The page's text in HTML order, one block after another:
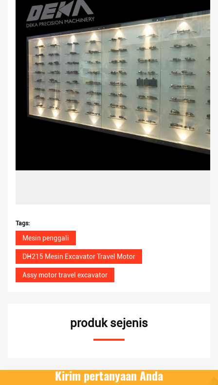
Tags:
Mesin penggali
DH215 Mesin Excavator Travel Motor
Assy motor travel excavator
produk sejenis
Kirim pertanyaan Anda